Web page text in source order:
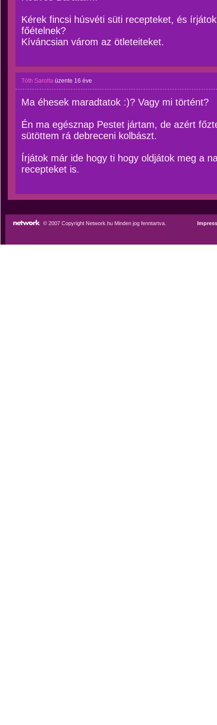
Kérek fincsi húsvéti süti recepteket, és
főételnek?
Kíváncsian várom az ötleteiteket.
Tóth Sarolta üzente 16 éve
Ma éhesek maradtatok :)? Vagy mi történt?
Én ma egésznap Pestet jártam, de azért
sütöttem rá debreceni kolbászt.
Írjátok már ide hogy ti hogy oldjátok meg a
recepteket is.
© 2007 Copyright Network.hu Minden jog fenntartva.